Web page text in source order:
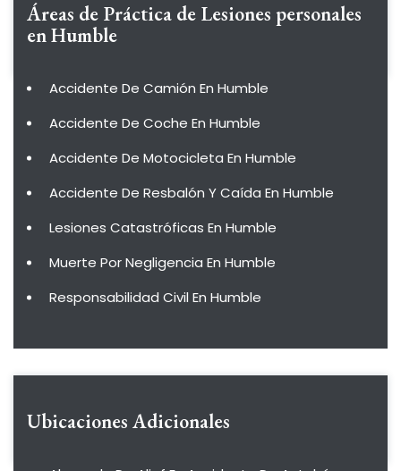
Áreas de Práctica de Lesiones personales
en Humble
Accidente De Camión En Humble
Accidente De Coche En Humble
Accidente De Motocicleta En Humble
Accidente De Resbalón Y Caída En Humble
Lesiones Catastróficas En Humble
Muerte Por Negligencia En Humble
Responsabilidad Civil En Humble
Ubicaciones Adicionales